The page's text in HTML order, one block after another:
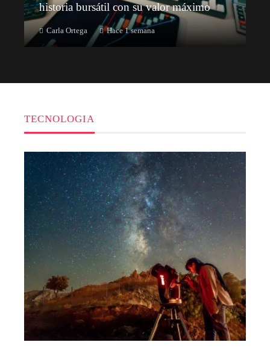
historia bursátil con su valor máximo
Carla Ortega Hace 1 semana
TECNOLOGIA